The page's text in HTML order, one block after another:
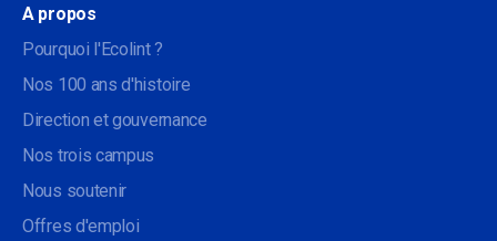
A propos
Pourquoi l'Ecolint ?
Nos 100 ans d'histoire
Direction et gouvernance
Nos trois campus
Nous soutenir
Offres d'emploi